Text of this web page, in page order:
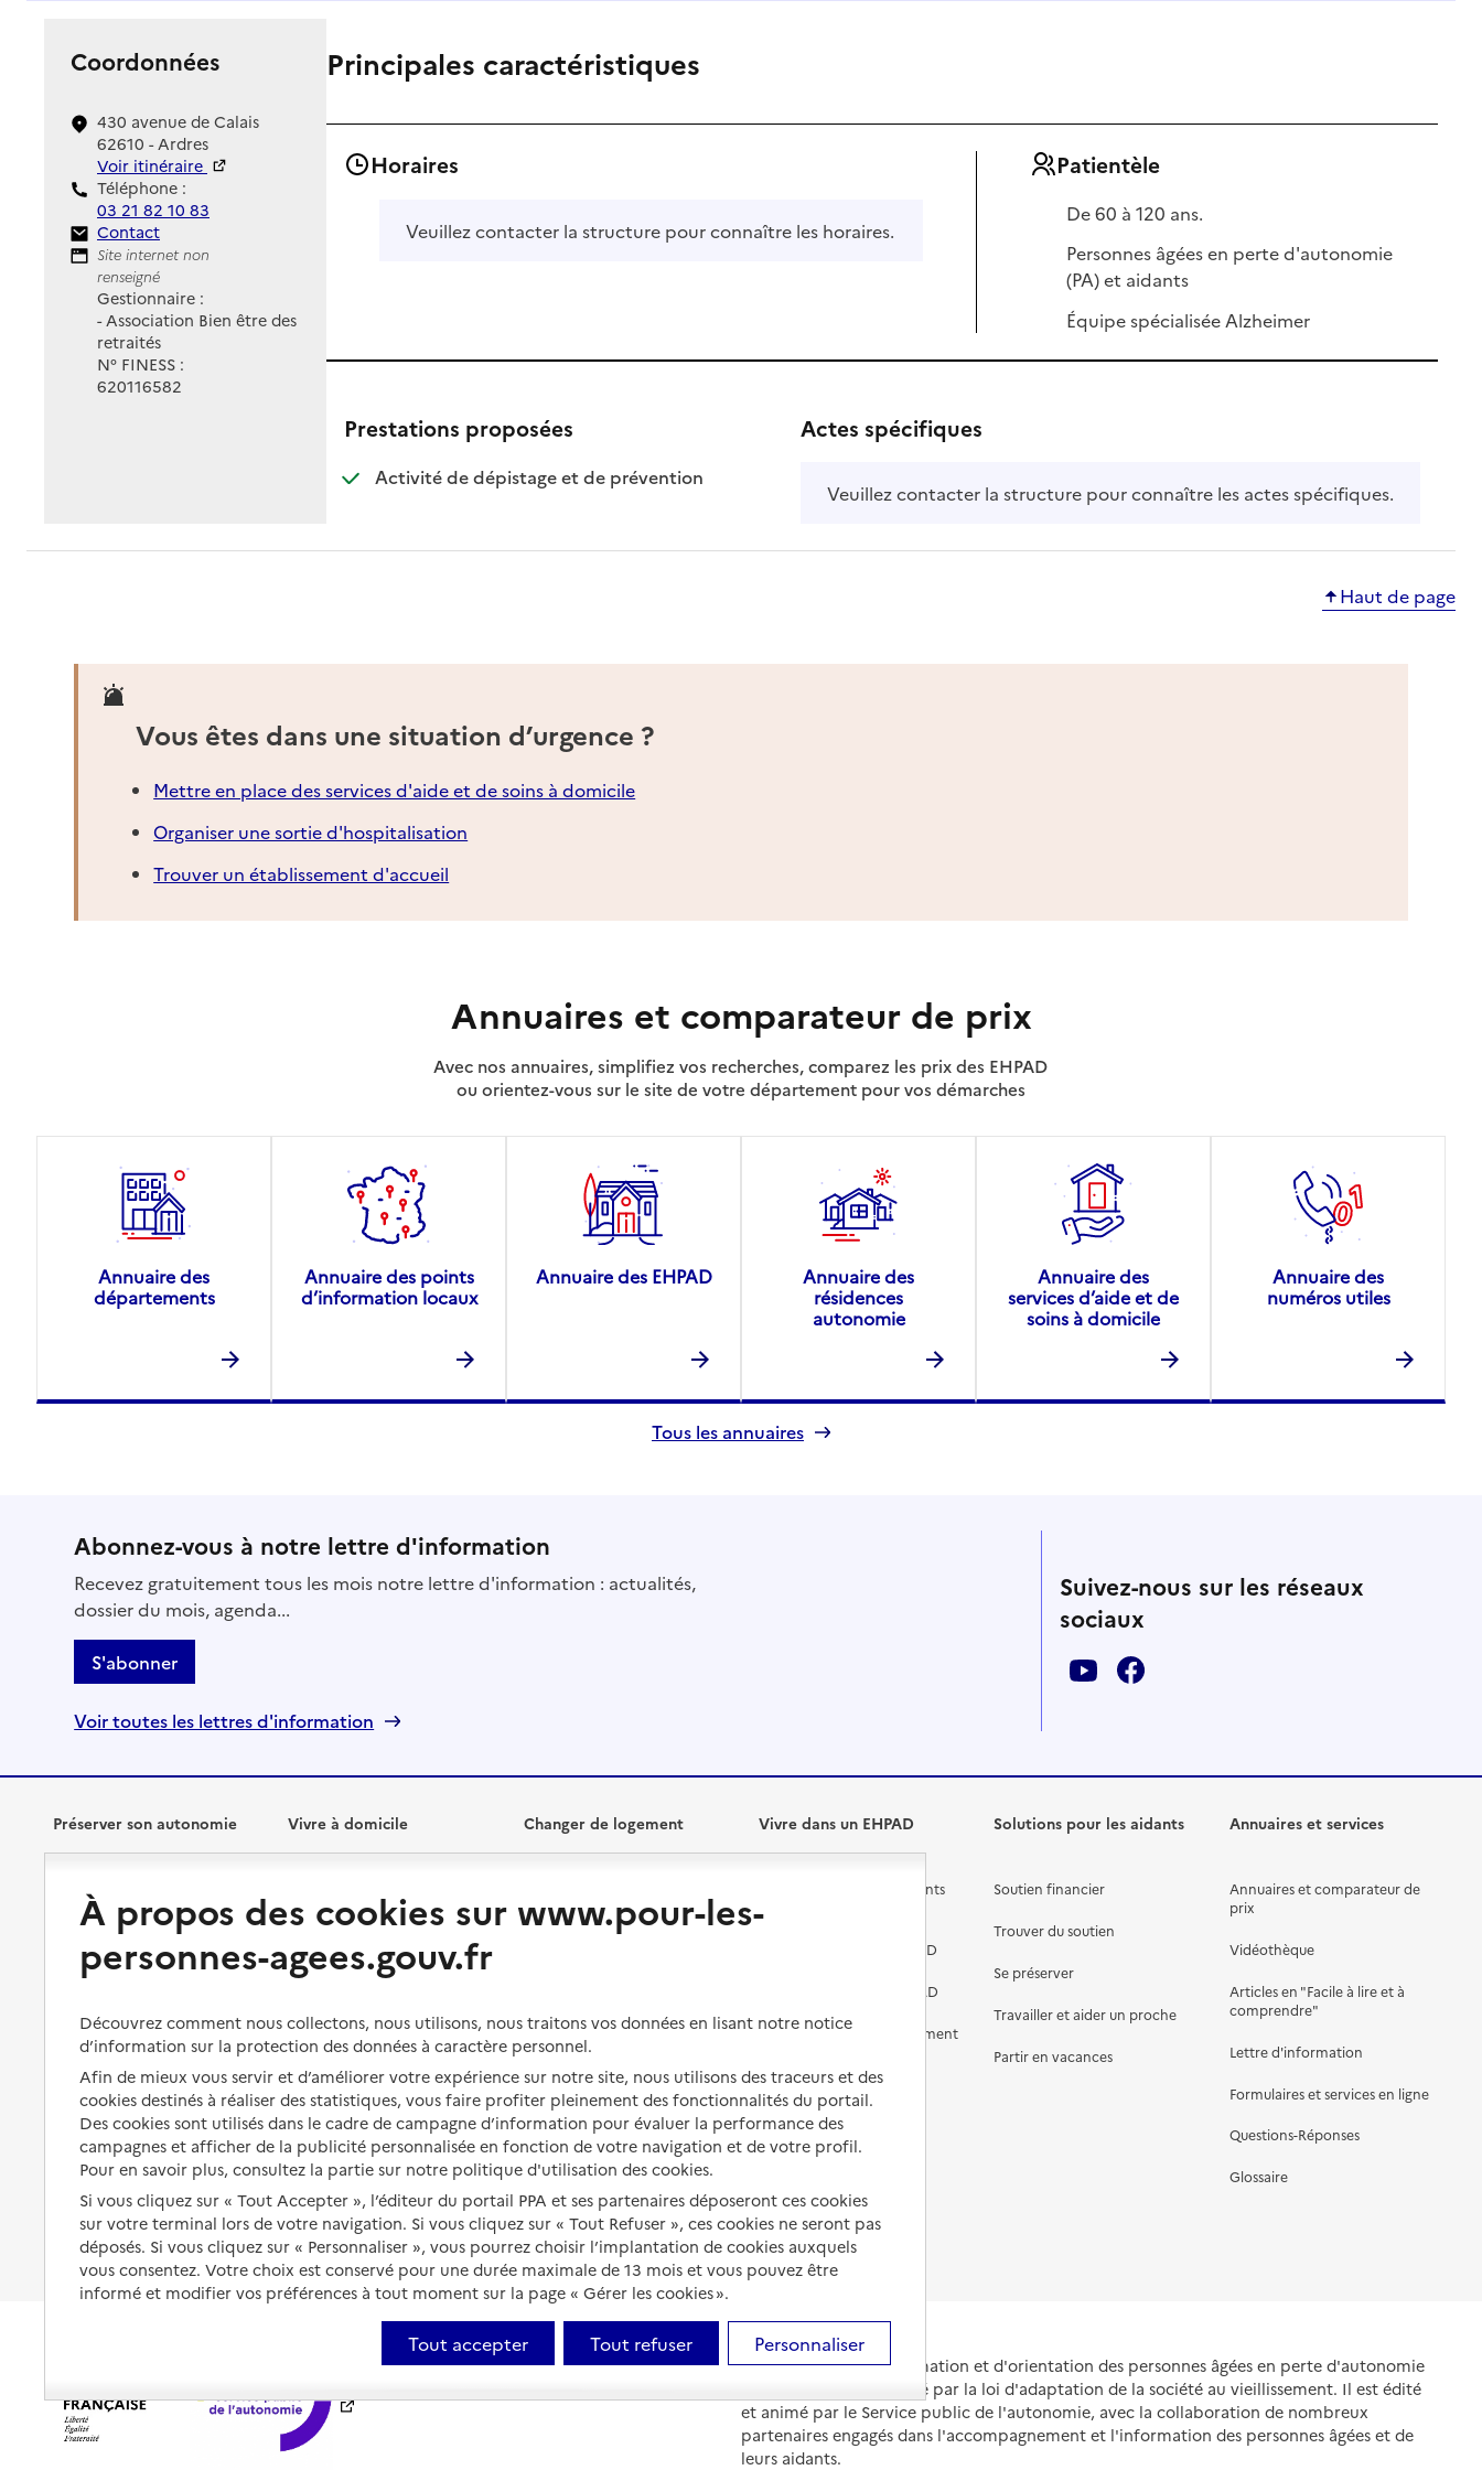
Coordonnées
430 avenue de Calais
62610 - Ardres
Voir itinéraire
Téléphone :
03 21 82 10 83
Contact
Contact
Site Internet
Site internet non
renseigné
Gestionnaire :
- Association Bien être des
retraités
N° FINESS :
620116582
Principales caractéristiques
Horaires
Veuillez contacter la structure pour connaître les horaires.
Patientèle
De 60 à 120 ans.
Personnes âgées en perte d'autonomie
(PA) et aidants
Équipe spécialisée Alzheimer
Prestations proposées
Activité de dépistage et de prévention: disponible
: non disponible
Actes spécifiques
Veuillez contacter la structure pour connaître les actes spécifiques.
Haut de page
Vous êtes dans une situation d’urgence ?
Mettre en place des services d'aide et de soins à domicile
Organiser une sortie d'hospitalisation
Trouver un établissement d'accueil
Annuaires et comparateur de prix
Avec nos annuaires, simplifiez vos recherches, comparez les prix des EHPAD
ou orientez-vous sur le site de votre département pour vos démarches
Annuaire des
départements
Annuaire des points
d’information locaux
Annuaire des EHPAD
Annuaire des
résidences
autonomie
Annuaire des
services d’aide et de
soins à domicile
Annuaire des
numéros utiles
Tous les annuaires
Abonnez-vous à notre lettre d'information
Recevez gratuitement tous les mois notre lettre d'information : actualités,
dossier du mois, agenda...
S'abonner
Voir toutes les lettres d'information
Suivez-nous sur les réseaux
sociaux
Préserver son autonomie
Perte d'autonomie : évaluation
et droits
Aménager son logement et
s'équiper
santé
Organiser à l'avance sa propre
protection
Les mesures de protection
Les obligations de la famille
Les politiques du grand âge
Vivre à domicile
Bénéficier de soins à domicile
Aides financières
Solutions d'accueil temporaire
Partager son logement
Vivre à domicile avec une
maladie ou un handicap
Être hospitalisé
Fin de vie à domicile
Changer de logement
Vivre dans une résidence avec
Vivre en accueil familial
Autres solutions de logement
Vivre dans un EHPAD
Les différents établissements
Préparer l'entrée en EHPAD
Aides financières en EHPAD
Prévention, accompagnement
Comprendre les prix en
EHPAD
Droits en EHPAD
Fin de vie en EHPAD
Solutions pour les aidants
Soutien financier
Trouver du soutien
Se préserver
Travailler et aider un proche
Partir en vacances
Annuaires et services
Annuaires et comparateur de
prix
Vidéothèque
Articles en "Facile à lire et à
comprendre"
Lettre d'information
Formulaires et services en ligne
Questions-Réponses
Glossaire
Portail national d'information et d'orientation des personnes âgées en perte d'autonomie
et de leurs proches, créé par la loi d'adaptation de la société au vieillissement. Il est édité
et animé par le Service public de l'autonomie, avec la collaboration de nombreux
partenaires engagés dans l'accompagnement et l'information des personnes âgées et de
leurs aidants.
À propos des cookies sur www.pour-les-
personnes-agees.gouv.fr
Découvrez comment nous collectons, nous utilisons, nous traitons vos données en lisant notre notice
d’information sur la protection des données à caractère personnel.
Afin de mieux vous servir et d’améliorer votre expérience sur notre site, nous utilisons des traceurs et des
cookies destinés à réaliser des statistiques, vous faire profiter pleinement des fonctionnalités du portail.
Des cookies sont utilisés dans le cadre de campagne d’information pour évaluer la performance des
campagnes et afficher de la publicité personnalisée en fonction de votre navigation et de votre profil.
Pour en savoir plus, consultez la partie sur notre politique d'utilisation des cookies.
Si vous cliquez sur « Tout Accepter », l’éditeur du portail PPA et ses partenaires déposeront ces cookies
sur votre terminal lors de votre navigation. Si vous cliquez sur « Tout Refuser », ces cookies ne seront pas
déposés. Si vous cliquez sur « Personnaliser », vous pourrez choisir l’implantation de cookies auxquels
vous consentez. Votre choix est conservé pour une durée maximale de 13 mois et vous pouvez être
informé et modifier vos préférences à tout moment sur la page « Gérer les cookies ».
Tout accepter Tout refuser Personnaliser